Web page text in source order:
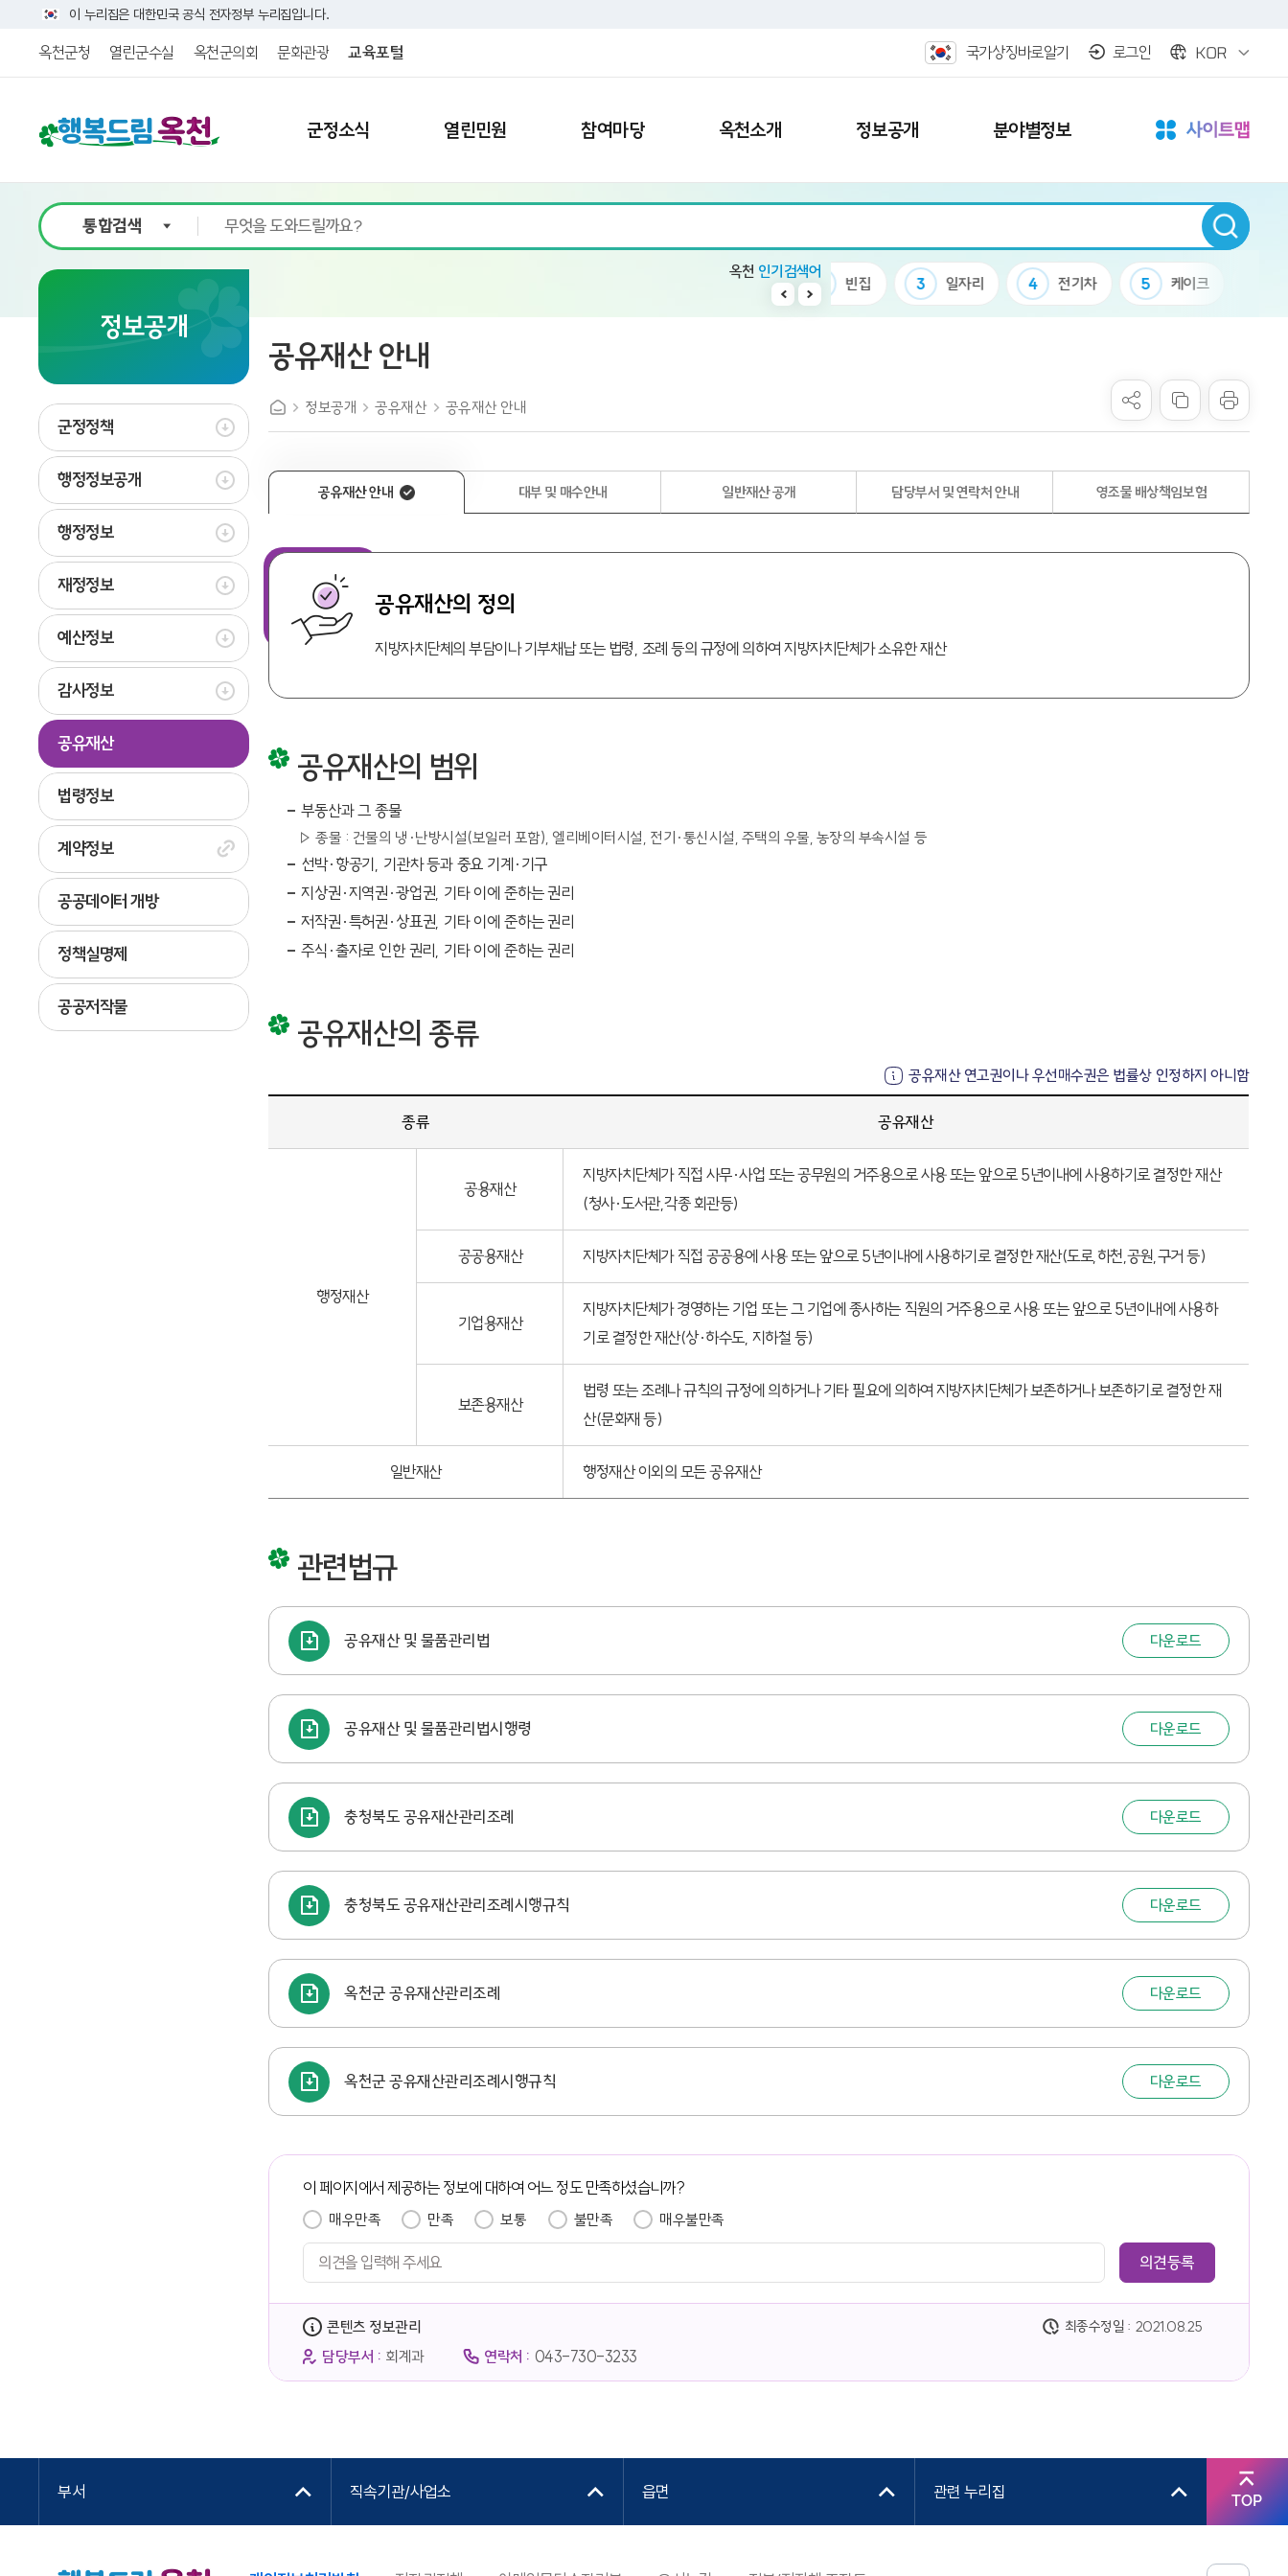
이 누리집은 대한민국 공식 전자정부 누리집입니다.
옥천군청 열린군수실 옥천군의회 문화관광 교육포털 국가상징바로알기 로그인 KOR
군정소식 열린민원 참여마당 옥천소개 정보공개 분야별정보
옥천 인기검색어
2 빈집 3 일자리 4 전기차 5 케이크 6
정보공개
군정정책
행정정보공개
행정정보
재정정보
예산정보
감사정보
공유재산
법령정보
계약정보
공공데이터 개방
정책실명제
공공저작물
공유재산 안내
정보공개 공유재산 공유재산 안내
공유재산 안내 대부 및 매수안내 일반재산 공개 담당부서 및 연락처 안내 영조물 배상책임보험
공유재산의 정의
지방자치단체의 부담이나 기부채납 또는 법령, 조례 등의 규정에 의하여 지방자치단체가 소유한 재산
공유재산의 범위
부동산과 그 종물
종물 : 건물의 냉·난방시설(보일러 포함), 엘리베이터시설, 전기·통신시설, 주택의 우물, 농장의 부속시설 등
선박·항공기, 기관차 등과 중요 기계·기구
지상권·지역권·광업권, 기타 이에 준하는 권리
저작권·특허권·상표권, 기타 이에 준하는 권리
주식·출자로 인한 권리, 기타 이에 준하는 권리
공유재산의 종류
공유재산 연고권이나 우선매수권은 법률상 인정하지 아니함
종류 공유재산
행정재산
공용재산
지방자치단체가 직접 사무·사업 또는 공무원의 거주용으로 사용 또는 앞으로 5년이내에 사용하기로 결정한 재산
(청사·도서관,각종 회관등)
공공용재산 지방자치단체가 직접 공공용에 사용 또는 앞으로 5년이내에 사용하기로 결정한 재산(도로,하천,공원,구거 등)
기업용재산
지방자치단체가 경영하는 기업 또는 그 기업에 종사하는 직원의 거주용으로 사용 또는 앞으로 5년이내에 사용하
기로 결정한 재산(상·하수도, 지하철 등)
보존용재산
법령 또는 조례나 규칙의 규정에 의하거나 기타 필요에 의하여 지방자치단체가 보존하거나 보존하기로 결정한 재
산(문화재 등)
일반재산 행정재산 이외의 모든 공유재산
관련법규
공유재산 및 물품관리법 다운로드
공유재산 및 물품관리법시행령 다운로드
충청북도 공유재산관리조례 다운로드
충청북도 공유재산관리조례시행규칙 다운로드
옥천군 공유재산관리조례 다운로드
옥천군 공유재산관리조례시행규칙 다운로드
이 페이지에서 제공하는 정보에 대하여 어느 정도 만족하셨습니까?
매우만족 만족 보통 불만족 매우불만족
콘텐츠 정보관리
담당부서 : 회계과 연락처 : 043-730-3233
최종수정일 : 2021.08.25
부서 직속기관/사업소 읍면 관련 누리집 TOP